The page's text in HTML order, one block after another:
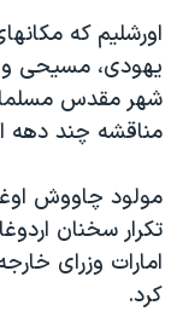
اورشلیم که
یهودی، مسیحی و
شهر مقدس
مناقشه چند دهه
مولود چاووش
تکرار سخنان
امارات وزرای
کرد.